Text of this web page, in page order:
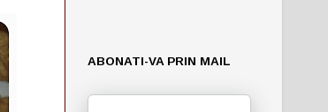
ABONATI-VA PRIN MAIL